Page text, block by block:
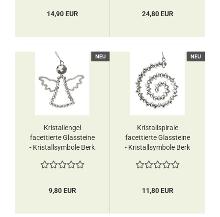
14,90 EUR 24,80 EUR
NEU
Kristallengel
facettierte Glassteine
- Kristallsymbole Berk
9,80 EUR
NEU
Kristallspirale
facettierte Glassteine
- Kristallsymbole Berk
11,80 EUR